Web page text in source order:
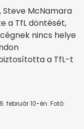
McNamara
a TfL döntését,
nincs helye
a TfL-t
február 10-én. Fotó: